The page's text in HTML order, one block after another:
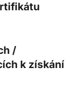
/
k získání